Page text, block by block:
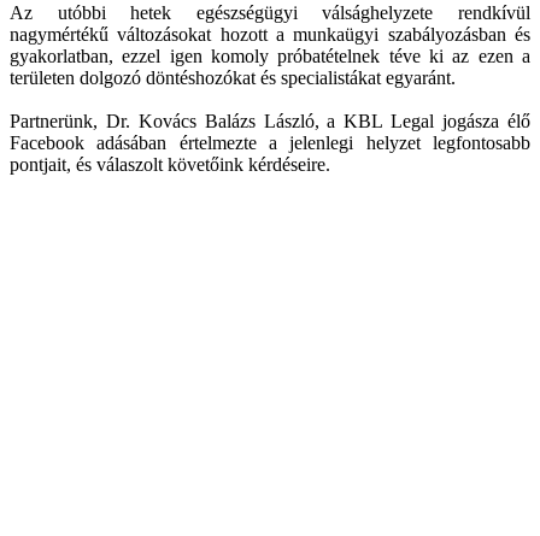
Az utóbbi hetek egészségügyi válsághelyzete rendkívül
nagymértékű változásokat hozott a munkaügyi szabályozásban és
gyakorlatban, ezzel igen komoly próbatételnek téve ki az ezen a
területen dolgozó döntéshozókat és specialistákat egyaránt.
Partnerünk, Dr. Kovács Balázs László, a KBL Legal jogásza élő
Facebook adásában értelmezte a jelenlegi helyzet legfontosabb
pontjait, és válaszolt követőink kérdéseire.